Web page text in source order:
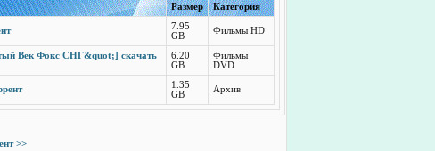
Размер Категория
7.95
GB
Фильмы HD
Век Фокс СНГ&quot;] скачать
6.20
GB
Фильмы
DVD
1.35
GB
Архив
>>